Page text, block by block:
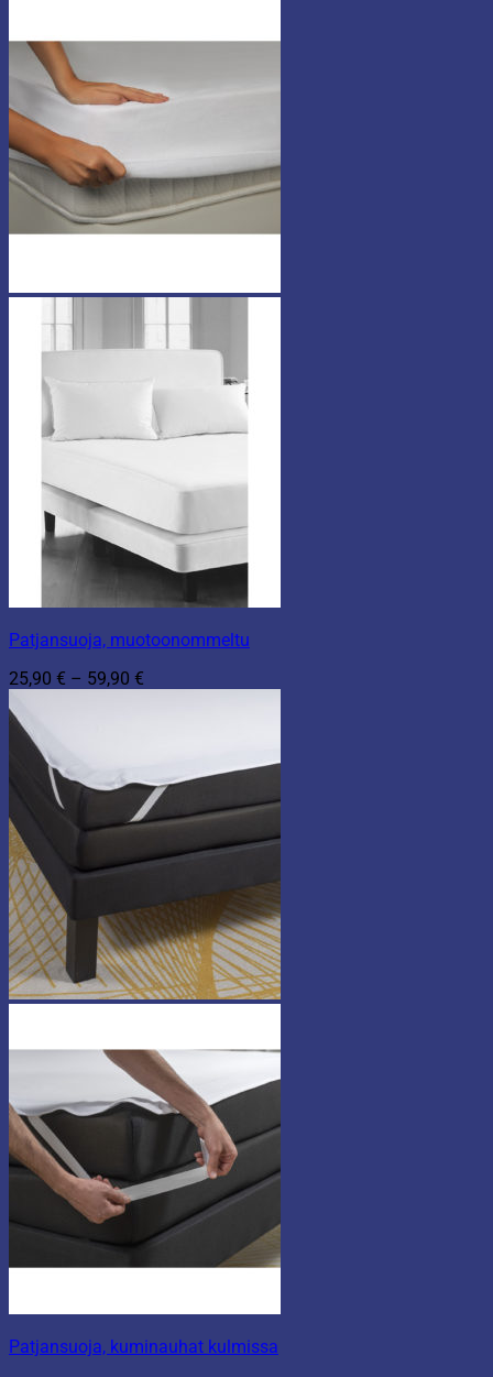
Patjansuoja, muotoonommeltu
25,90 € – 59,90 €
Patjansuoja, kuminauhat kulmissa